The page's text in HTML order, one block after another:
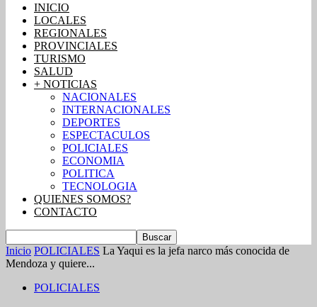
INICIO
LOCALES
REGIONALES
PROVINCIALES
TURISMO
SALUD
+ NOTICIAS
NACIONALES
INTERNACIONALES
DEPORTES
ESPECTACULOS
POLICIALES
ECONOMIA
POLITICA
TECNOLOGIA
QUIENES SOMOS?
CONTACTO
Inicio POLICIALES La Yaqui es la jefa narco más conocida de
Mendoza y quiere...
POLICIALES